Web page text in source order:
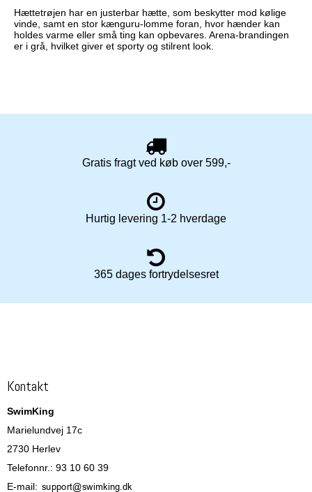
Hættetrøjen har en justerbar hætte, som beskytter mod kølige
vinde, samt en stor kænguru-lomme foran, hvor hænder kan
holdes varme eller små ting kan opbevares. Arena-brandingen
er i grå, hvilket giver et sporty og stilrent look.
Gratis fragt ved køb over 599,-
Hurtig levering 1-2 hverdage
365 dages fortrydelsesret
Kontakt
SwimKing
Marielundvej 17c
2730 Herlev
Telefonnr.: 93 10 60 39
E-mail: